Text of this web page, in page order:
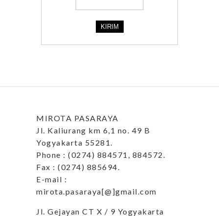
MIROTA PASARAYA
Jl. Kaliurang km 6,1 no. 49 B
Yogyakarta 55281.
Phone : (0274) 884571, 884572.
Fax : (0274) 885694.
E-mail :
mirota.pasaraya[@]gmail.com
Jl. Gejayan CT X / 9 Yogyakarta